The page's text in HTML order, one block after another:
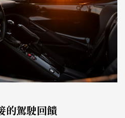
的駕駛回饋